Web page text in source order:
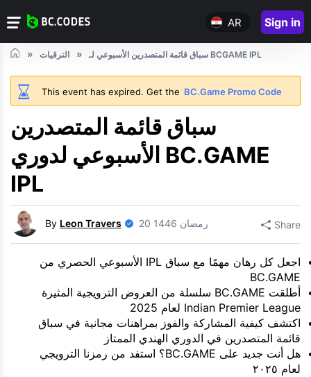
AR Sign in
الترقيات سباق قائمة المتصدرين الأسبوعي لـ BCGAME IPL
This event has expired. Get the BC.Game Promo Code
سباق قائمة المتصدرين
الأسبوعي لدوري BC.GAME
IPL
By Leon Travers 20 رمضان 1446 Share
اجعل كل رهان مهمًا مع سباق IPL الأسبوعي الحصري من
BC.GAME
أطلقت BC.GAME سلسلة من العروض الترويجية المثيرة
Indian Premier League لعام 2025
اكتشف كيفية المشاركة والفوز بمراهنات مجانية في سباق
قائمة المتصدرين في الدوري الهندي الممتاز
هل أنت جديد على BC.GAME؟ استفد من رمزنا الترويجي
لعام ٢٠٢٥